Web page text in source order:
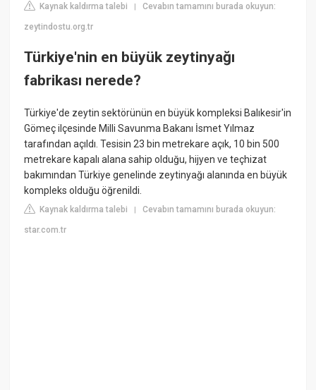
Kaynak kaldırma talebi |Cevabın tamamını burada okuyun:
zeytindostu.org.tr
Türkiye'nin en büyük zeytinyağı
fabrikası nerede?
Türkiye'de zeytin sektörünün en büyük kompleksi Balıkesir'in
Gömeç ilçesinde Milli Savunma Bakanı İsmet Yılmaz
tarafından açıldı. Tesisin 23 bin metrekare açık, 10 bin 500
metrekare kapalı alana sahip olduğu, hijyen ve teçhizat
bakımından Türkiye genelinde zeytinyağı alanında en büyük
kompleks olduğu öğrenildi.
Kaynak kaldırma talebi |Cevabın tamamını burada okuyun:
star.com.tr